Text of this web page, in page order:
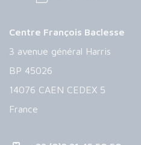
Centre François Baclesse
3 avenue général Harris
BP 45026
14076 CAEN CEDEX 5
France